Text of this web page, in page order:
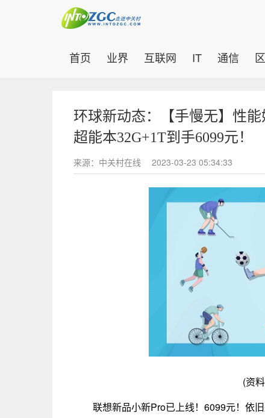
首页 (current)
业界 互联网 IT 通信
环球新动态：【手慢无】性
超能本32G+1T到手6099元！
来源：中关村在线 2023-03-23 05:34:33
(资
联想新品小新Pro已上线！6099元！依